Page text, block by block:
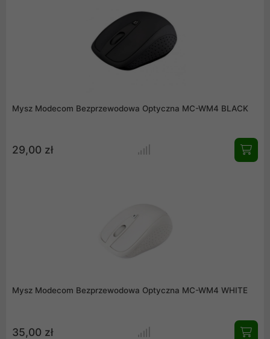
Mysz Modecom Bezprzewodowa Optyczna MC-WM4 BLACK
29,00 zł
Mysz Modecom Bezprzewodowa Optyczna MC-WM4 WHITE
35,00 zł